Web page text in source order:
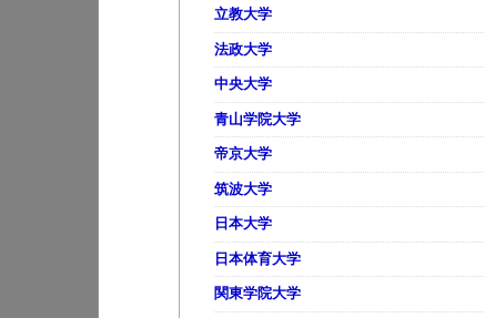
立教大学
法政大学
中央大学
青山学院大学
帝京大学
筑波大学
日本大学
日本体育大学
関東学院大学